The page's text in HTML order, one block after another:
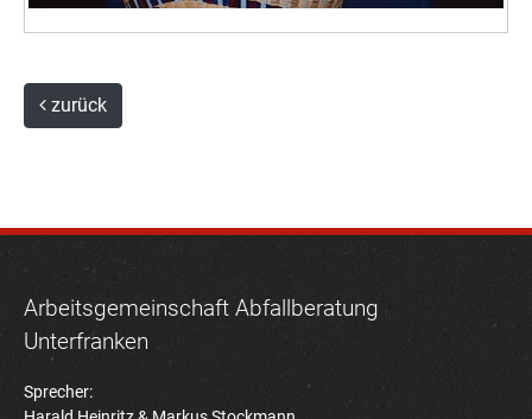
zurück
Arbeitsgemeinschaft Abfallberatung
Unterfranken
Sprecher: